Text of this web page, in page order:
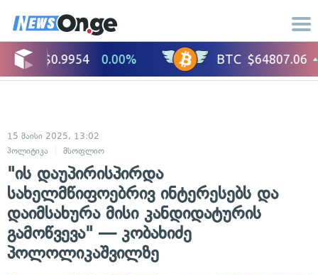
15 მაისი 2025, 13:02
პოლიტიკა
მსოფლიო
"ის დაუპირისპირდა
სახელმწიფოებრივ ინტერესებს და
დაიმსახურა მისი კანდიდატურის
გამოწვევა" — კობახიძე
პოლოლიკაშვილზე